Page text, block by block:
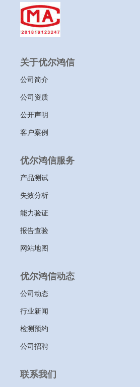
关于优尔鸿信
公司简介
公司资质
公开声明
客户案例
优尔鸿信服务
产品测试
失效分析
能力验证
报告查验
网站地图
优尔鸿信动态
公司动态
行业新闻
检测预约
公司招聘
联系我们